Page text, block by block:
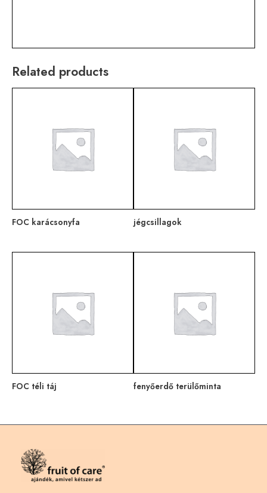
Related products
FOC karácsonyfa jégcsillagok
FOC téli táj fenyőerdő terülőminta